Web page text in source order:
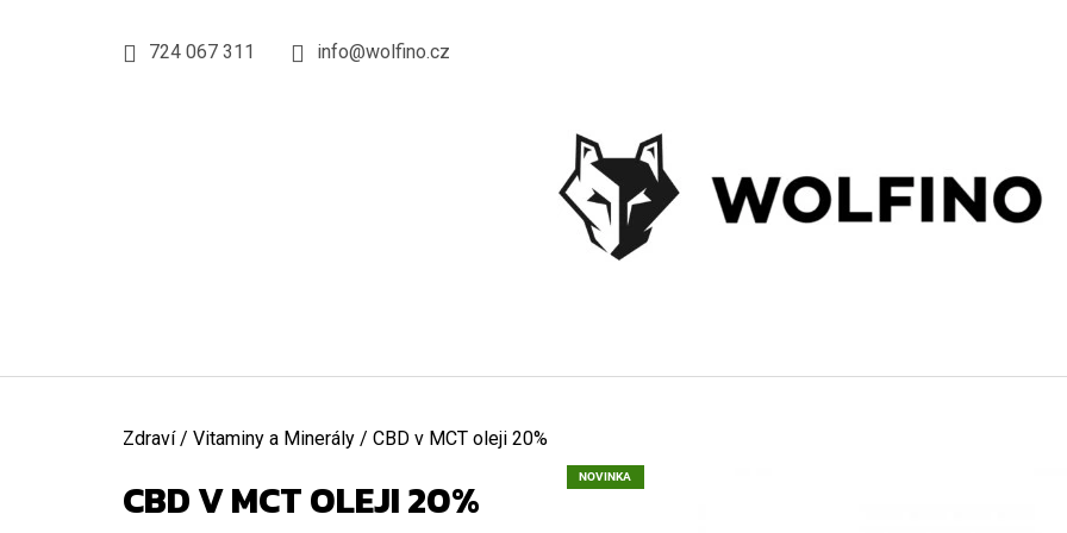
724 067 311 info@wolfino.cz
Domů
Zdraví / Vitaminy a Minerály / CBD v MCT oleji 20%
CBD V MCT OLEJI 20% NOVINKA
CO POTŘEBUJETE NAJÍT?
HLEDAT